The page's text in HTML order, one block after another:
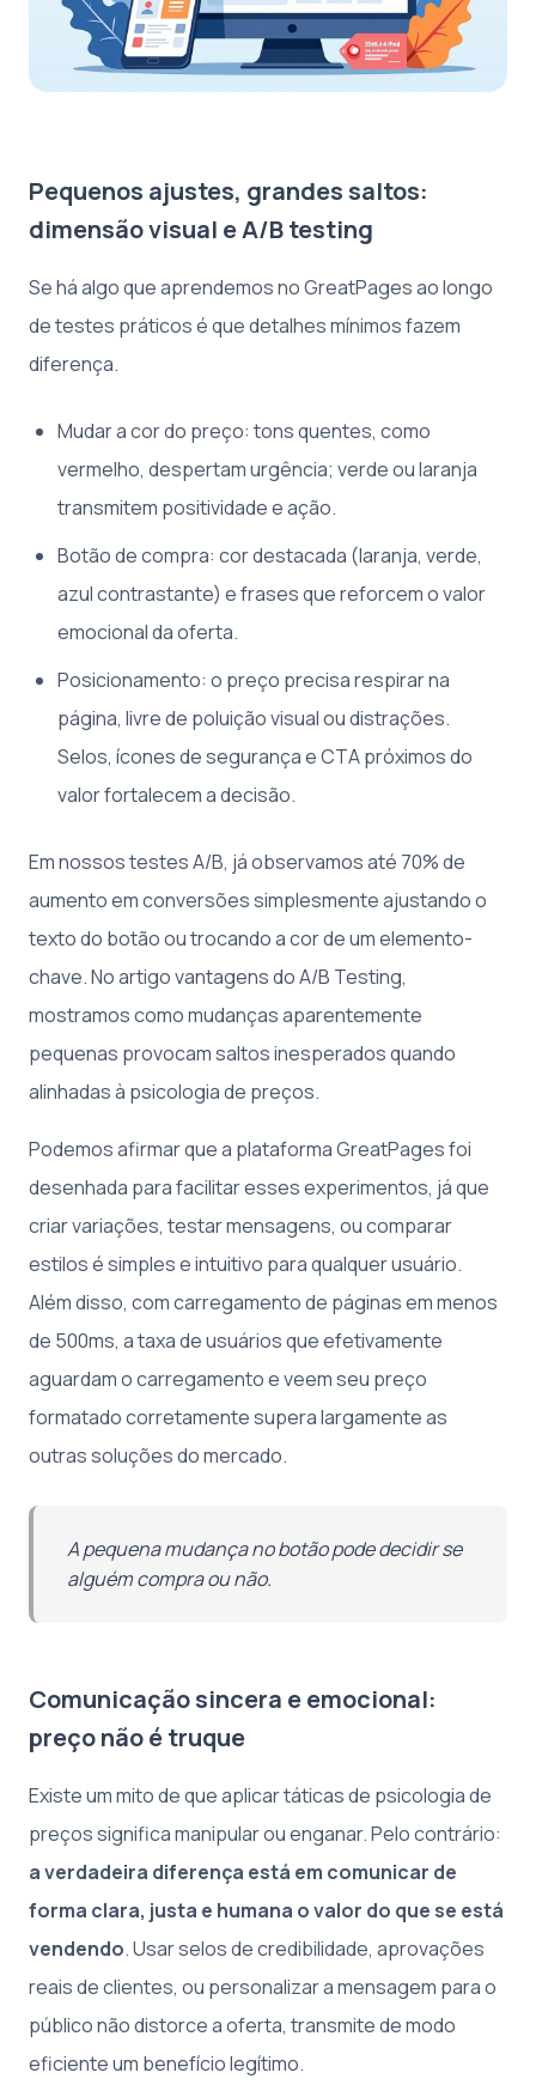
Pequenos ajustes, grandes saltos:
dimensão visual e A/B testing
Se há algo que aprendemos no GreatPages ao longo
de testes práticos é que detalhes mínimos fazem
diferença.
Mudar a cor do preço: tons quentes, como
vermelho, despertam urgência; verde ou laranja
transmitem positividade e ação.
Botão de compra: cor destacada (laranja, verde,
azul contrastante) e frases que reforcem o valor
emocional da oferta.
Posicionamento: o preço precisa respirar na
página, livre de poluição visual ou distrações.
Selos, ícones de segurança e CTA próximos do
valor fortalecem a decisão.
Em nossos testes A/B, já observamos até 70% de
aumento em conversões simplesmente ajustando o
texto do botão ou trocando a cor de um elemento-
chave. No artigo vantagens do A/B Testing,
mostramos como mudanças aparentemente
pequenas provocam saltos inesperados quando
alinhadas à psicologia de preços.
Podemos afirmar que a plataforma GreatPages foi
desenhada para facilitar esses experimentos, já que
criar variações, testar mensagens, ou comparar
estilos é simples e intuitivo para qualquer usuário.
Além disso, com carregamento de páginas em menos
de 500ms, a taxa de usuários que efetivamente
aguardam o carregamento e veem seu preço
formatado corretamente supera largamente as
outras soluções do mercado.
A pequena mudança no botão pode decidir se
alguém compra ou não.
Comunicação sincera e emocional:
preço não é truque
Existe um mito de que aplicar táticas de psicologia de
preços significa manipular ou enganar. Pelo contrário:
a verdadeira diferença está em comunicar de
forma clara, justa e humana o valor do que se está
vendendo. Usar selos de credibilidade, aprovações
reais de clientes, ou personalizar a mensagem para o
público não distorce a oferta, transmite de modo
eficiente um benefício legítimo.